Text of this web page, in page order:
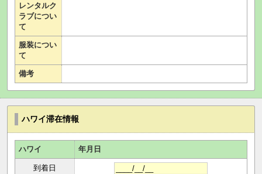
レンタルク
ラブについ
て
服装につい
て
備考
ハワイ滞在情報
ハワイ 年月日
到着日